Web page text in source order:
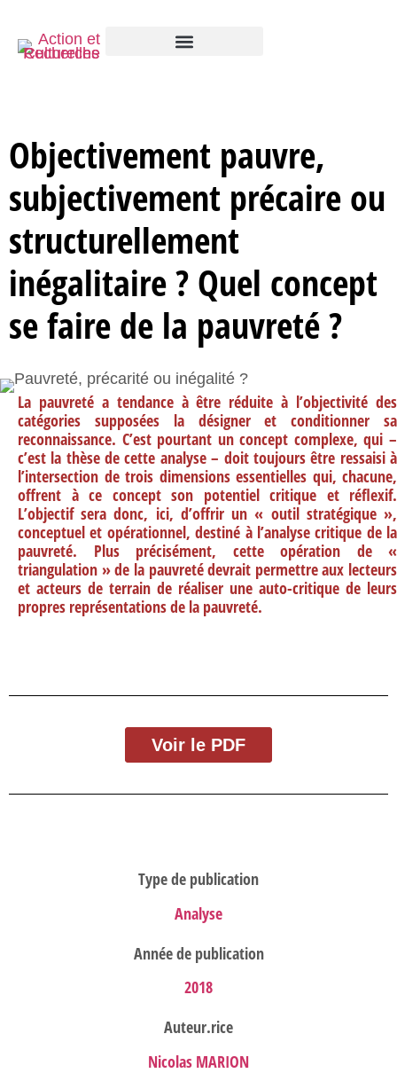
Objectivement pauvre,
subjectivement précaire ou
structurellement
inégalitaire ? Quel concept
se faire de la pauvreté ?
La pauvreté a tendance à être réduite à l’objectivité des
catégories supposées la désigner et conditionner sa
reconnaissance. C’est pourtant un concept complexe, qui –
c’est la thèse de cette analyse – doit toujours être ressaisi à
l’intersection de trois dimensions essentielles qui, chacune,
offrent à ce concept son potentiel critique et réflexif.
L’objectif sera donc, ici, d’offrir un « outil stratégique »,
conceptuel et opérationnel, destiné à l’analyse critique de la
pauvreté. Plus précisément, cette opération de «
triangulation » de la pauvreté devrait permettre aux lecteurs
et acteurs de terrain de réaliser une auto-critique de leurs
propres représentations de la pauvreté.
Voir le PDF
Type de publication
Analyse
Année de publication
2018
Auteur.rice
Nicolas MARION